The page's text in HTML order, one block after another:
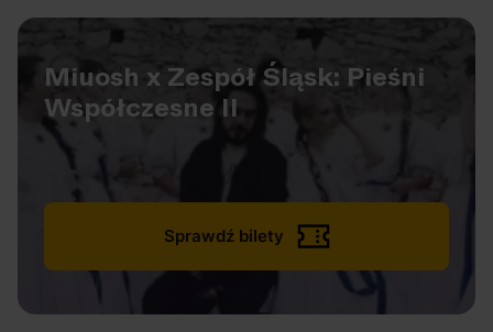
Miuosh x Zespół Śląsk: Pieśni
Współczesne II
Sprawdź bilety